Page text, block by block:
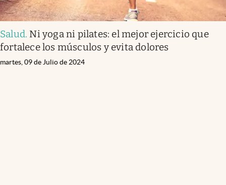
Salud. Ni yoga ni pilates: el mejor ejercicio que
fortalece los músculos y evita dolores
martes, 09 de Julio de 2024